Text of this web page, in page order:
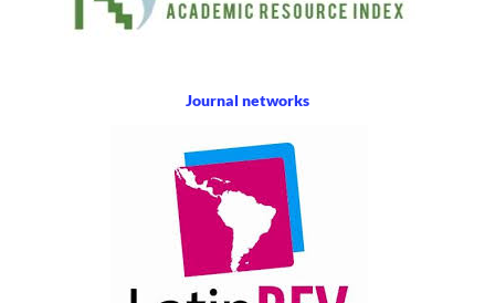
Journal networks